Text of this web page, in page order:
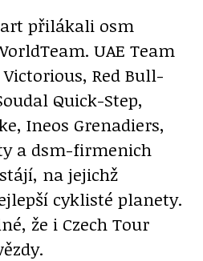
přilákali osm
UAE Team
Red Bull-
Quick-Step,
Ineos Grenadiers,
a dsm-firmenich
na jejichž
cyklisté planety.
že i Czech Tour